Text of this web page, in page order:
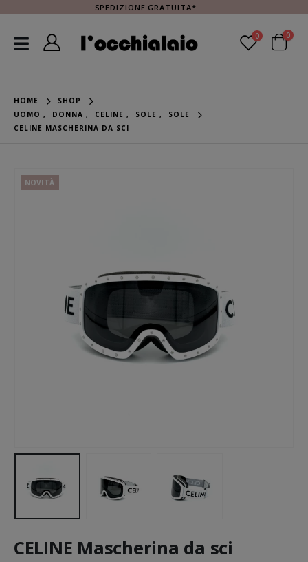
SPEDIZIONE GRATUITA*
0 0
HOME
SHOP
UOMO , DONNA , CELINE , SOLE ,
SOLE
CELINE MASCHERINA DA SCI
NOVITÀ
CELINE Mascherina da sci